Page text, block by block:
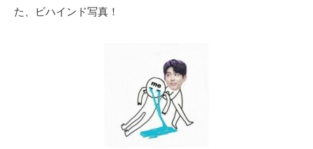
た、ビハインド写真！